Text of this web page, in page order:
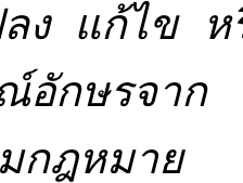
ง แก้ไข ห
อักษรจาก
กฎหมาย